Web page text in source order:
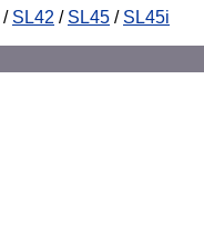
/ SL42 / SL45 / SL45i